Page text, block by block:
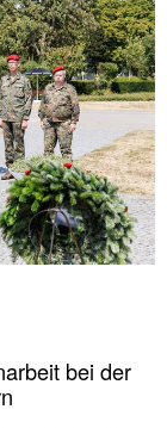
bei der